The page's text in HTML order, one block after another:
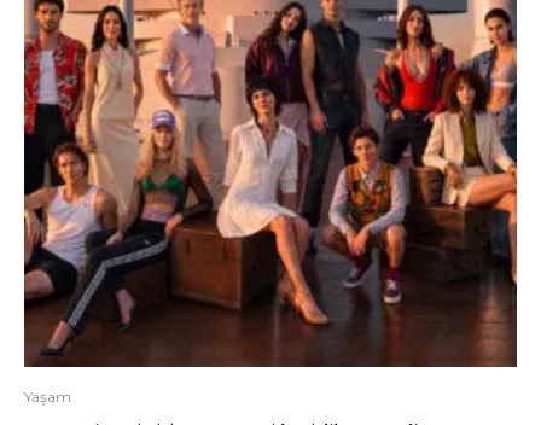
Yaşam